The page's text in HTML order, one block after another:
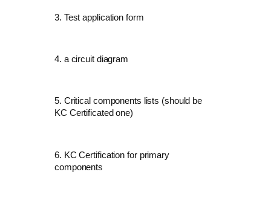
3. Test application form
4. a circuit diagram
5. Critical components lists (should be
KC Certificated one)
6. KC Certification for primary
components